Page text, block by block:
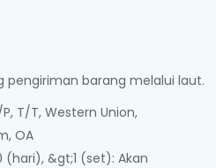
pengiriman barang melalui laut.
T/T, Western Union,
OA
(hari), &gt;1 (set): Akan